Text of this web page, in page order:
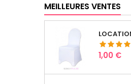
MEILLEURES VENTES
Prix
1,00 €